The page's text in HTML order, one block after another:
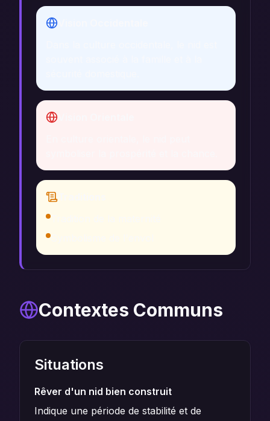
Contextes Communs
Situations
Rêver d'un nid bien construit
Indique une période de stabilité et de